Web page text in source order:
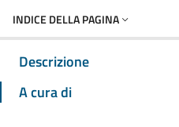
INDICE DELLA PAGINA
Descrizione
A cura di